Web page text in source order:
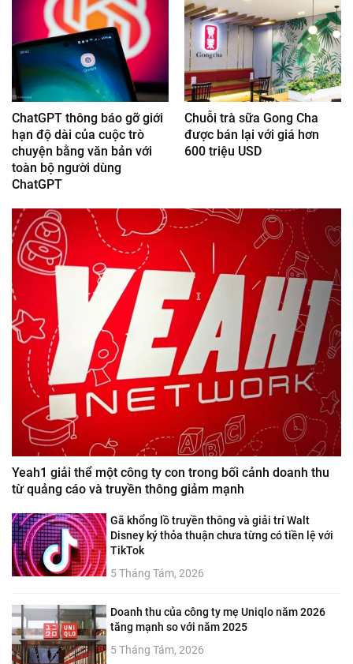
ChatGPT thông báo gỡ giới
hạn độ dài của cuộc trò
chuyện bằng văn bản với
toàn bộ người dùng
ChatGPT
Chuỗi trà sữa Gong Cha
được bán lại với giá hơn
600 triệu USD
Yeah1 giải thể một công ty con trong bối cảnh doanh thu
từ quảng cáo và truyền thông giảm mạnh
Gã khổng lồ truyền thông và giải trí Walt
Disney ký thỏa thuận chưa từng có tiền lệ với
TikTok
5 Tháng Tám, 2026
Doanh thu của công ty mẹ Uniqlo năm 2026
tăng mạnh so với năm 2025
5 Tháng Tám, 2026